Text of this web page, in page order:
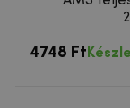
4748 Ft